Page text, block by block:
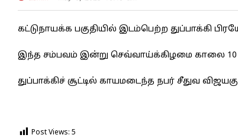
கட்டுநாயக்க பகுதியில் இடம்பெற்ற துப்பாக்கி
இந்த சம்பவம் இன்று செவ்வாய்க்கிழமை காலை
துப்பாக்கிச் சூட்டில் காயமடைந்த நபர் சீதுவ
Post Views: 5